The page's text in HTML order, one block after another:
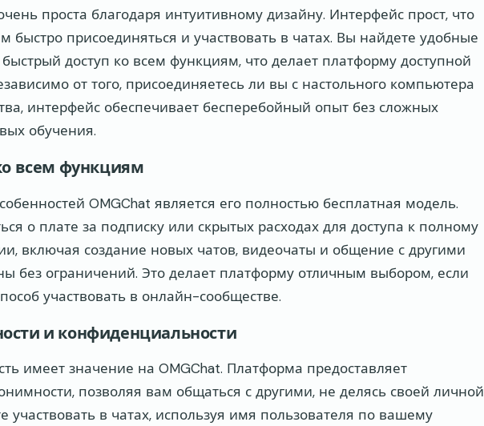
проста благодаря интуитивному дизайну. Интерфейс прост, что
быстро присоединяться и участвовать в чатах. Вы найдете удобные
доступ ко всем функциям, что делает платформу доступной
от того, присоединяетесь ли вы с настольного компьютера
интерфейс обеспечивает бесперебойный опыт без сложных
обучения.
всем функциям
OMGChat является его полностью бесплатная модель.
о плате за подписку или скрытых расходах для доступа к полному
включая создание новых чатов, видеочаты и общение с другими
без ограничений. Это делает платформу отличным выбором, если
участвовать в онлайн-сообществе.
и конфиденциальности
имеет значение на OMGChat. Платформа предоставляет
позволяя вам общаться с другими, не делясь своей личной
в чатах, используя имя пользователя по вашему